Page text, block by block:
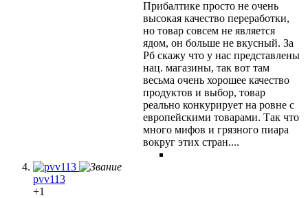
Прибалтике просто не очень
высокая качество переработки,
но товар совсем не является
ядом, он больше не вкусный. За
Рб скажу что у нас представлены
нац. магазины, так вот там
весьма очень хорошее качество
продуктов и выбор, товар
реально конкурирует на ровне с
европейскими товарами. Так что
много мифов и грязного пиара
вокруг этих стран....
pvv113
+1